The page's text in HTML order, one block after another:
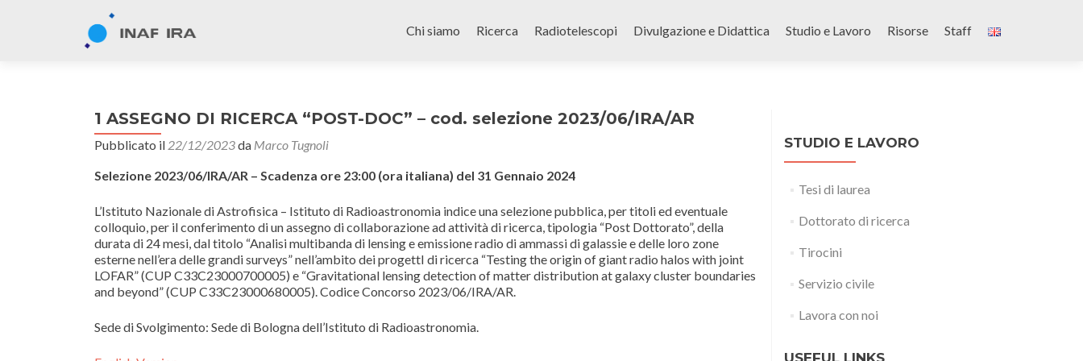
to
Chi siamo Ricerca Radiotelescopi Divulgazione e Didattica Studio e Lavoro Risorse Staff
1 ASSEGNO DI RICERCA “POST-DOC” – cod. selezione 2023/06/IRA/AR
Pubblicato il 22/12/2023da Marco Tugnoli
Selezione 2023/06/IRA/AR – Scadenza ore 23:00 (ora italiana) del 31 Gennaio 2024
L’Istituto Nazionale di Astrofisica – Istituto di Radioastronomia indiceuna selezione pubblica, per titoli ed eventuale
colloquio, per il conferimento di un assegno di collaborazione ad attività di ricerca, tipologia “Post Dottorato”, della
durata di 24 mesi, dal titolo “Analisi multibanda di lensing e emissione radio di ammassi di galassie e delle loro zone
esterne nell’era delle grandi surveys” nell’ambito dei progettI di ricerca “Testing the origin of giant radio halos with joint
LOFAR” (CUP C33C23000700005) e “Gravitational lensing detection of matter distribution at galaxy cluster boundaries
and beyond” (CUP C33C23000680005). Codice Concorso 2023/06/IRA/AR.
Sede di Svolgimento: Sede di Bologna dell’Istituto di Radioastronomia.
STUDIO E LAVORO
Tesi di laurea
Dottorato di ricerca
Tirocini
Servizio civile
Lavora con noi
USEFUL LINKS